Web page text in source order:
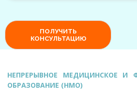
НЕПРЕРЫВНОЕ МЕДИЦИНСКОЕ И
ОБРАЗОВАНИЕ (НМО)